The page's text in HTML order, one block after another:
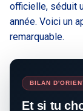
officielle, séduit
année. Voici un
remarquable.
BILAN
Et si tu